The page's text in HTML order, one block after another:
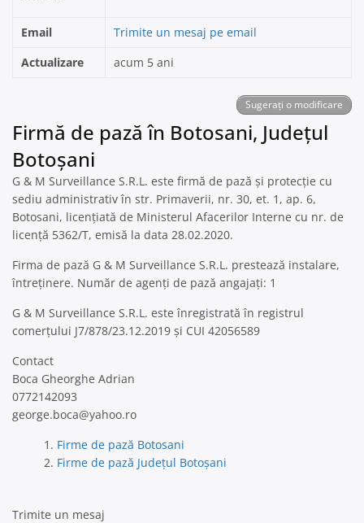
Email
Trimite un mesaj pe email
Actualizare
acum 5 ani
Sugerați o modificare
Firmă de pază în Botosani, Județul
Botoșani
G & M Surveillance S.R.L. este firmă de pază și protecție cu
sediu administrativ în str. Primaverii, nr. 30, et. 1, ap. 6,
Botosani, licențiată de Ministerul Afacerilor Interne cu nr. de
licență 5362/T, emisă la data 28.02.2020.
Firma de pază G & M Surveillance S.R.L. prestează instalare,
întreținere. Număr de agenți de pază angajați: 1
G & M Surveillance S.R.L. este înregistrată în registrul
comerțului J7/878/23.12.2019 și CUI 42056589
Contact
Boca Gheorghe Adrian
0772142093
george.boca@yahoo.ro
Firme de pază Botosani
Firme de pază Județul Botoșani
Trimite un mesaj